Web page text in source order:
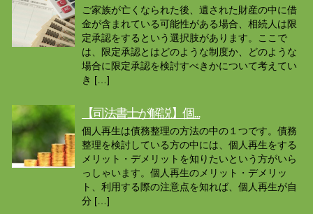
ご家族が亡くなられた後、遺された財産の中に借
金が含まれている可能性がある場合、相続人は限
定承認をするという選択肢があります。ここで
は、限定承認とはどのような制度か、どのような
場合に限定承認を検討すべきかについて考えてい
き […]
【司法書士が解説】個...
個人再生は債務整理の方法の中の１つです。債務
整理を検討している方の中には、個人再生をする
メリット・デメリットを知りたいという方がいら
っしゃいます。個人再生のメリット・デメリッ
ト、利用する際の注意点を知れば、個人再生が自
分 […]